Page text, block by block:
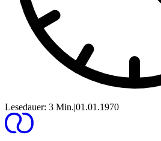
Lesedauer: 3 Min.|01.01.1970